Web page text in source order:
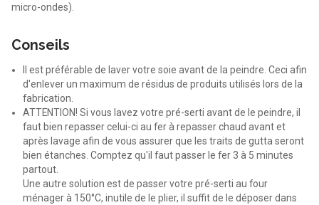
micro-ondes).
Conseils
Il est préférable de laver votre soie avant de la peindre. Ceci afin
d'enlever un maximum de résidus de produits utilisés lors de la
fabrication.
ATTENTION! Si vous lavez votre pré-serti avant de le peindre, il
faut bien repasser celui-ci au fer à repasser chaud avant et
après lavage afin de vous assurer que les traits de gutta seront
bien étanches. Comptez qu'il faut passer le fer 3 à 5 minutes
partout.
Une autre solution est de passer votre pré-serti au four
ménager à 150°C, inutile de le plier, il suffit de le déposer dans